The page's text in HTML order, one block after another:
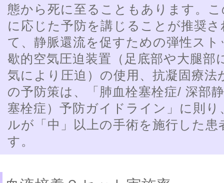
態から死に至ることもあります。
に応じた予防を講じることが推奨
て、静脈還流を促すための弾性ス
歇的空気圧迫装置（足底部や大腿部
気により圧迫）の使用、抗凝固療
の予防策は、「肺血栓塞栓症/ 深部
塞栓症）予防ガイドライン」に則
ルが「中」以上の手術を施行した
す。